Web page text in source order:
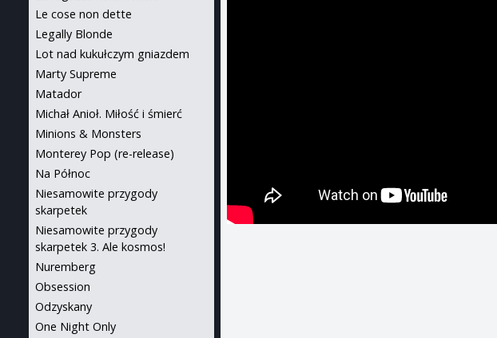
Le cose non dette
Legally Blonde
Lot nad kukułczym gniazdem
Marty Supreme
Matador
Michał Anioł. Miłość i śmierć
Minions & Monsters
Monterey Pop (re-release)
Na Północ
Niesamowite przygody
skarpetek
Niesamowite przygody
skarpetek 3. Ale kosmos!
Nuremberg
Obsession
Odzyskany
One Night Only